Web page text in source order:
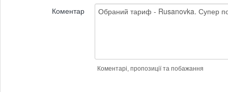
Коментар
Коментарі, пропозиції та побажання